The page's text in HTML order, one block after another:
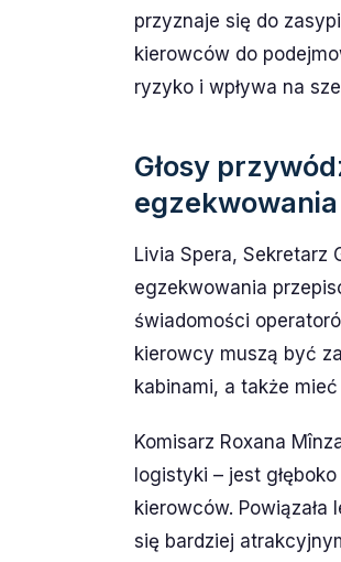
przyznaje się do
kierowców do
ryzyko i wpływa na
Głosy
Livia Spera, Sekretarz
egzekwowania
świadomości
kierowcy muszą być
kabinami, a także
Komisarz Roxana
logistyki – jest
kierowców.
się bardziej